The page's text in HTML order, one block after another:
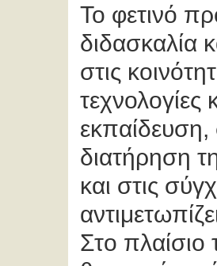
Το φετινό
διδασκαλία
στις
διατήρηση
και στις
Στο πλαίσιο